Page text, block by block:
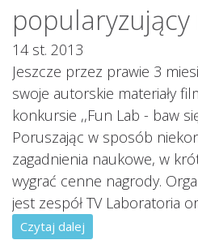
popularyzujący
14 st. 2013
Jeszcze przez prawie 3
swoje autorskie materiały
konkursie ,,Fun Lab - baw
Poruszając w sposób
zagadnienia naukowe, w
wygrać cenne nagrody.
jest zespół TV Laboratoria
Czytaj dalej